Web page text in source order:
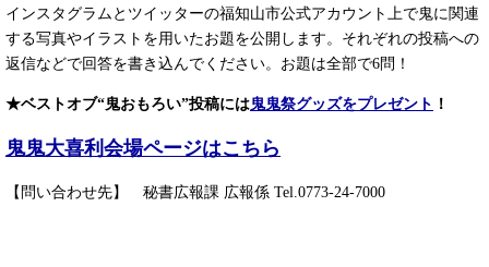
インスタグラムとツイッターの福知山市公式アカウント上で鬼に関連
する写真やイラストを用いたお題を公開します。それぞれの投稿への
返信などで回答を書き込んでください。お題は全部で6問！
★ベストオブ“鬼おもろい”投稿には鬼鬼祭グッズをプレゼント ！
鬼鬼大喜利会場ページはこちら
【問い合わせ先】 秘書広報課 広報係 Tel.0773-24-7000